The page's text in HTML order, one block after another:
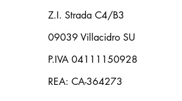
Z.I. Strada C4/B3
09039 Villacidro SU
P.IVA 04111150928
REA: CA-364273